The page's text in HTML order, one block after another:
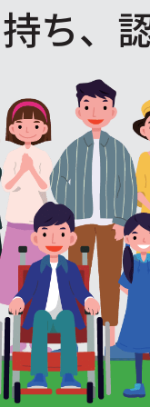
持ち、